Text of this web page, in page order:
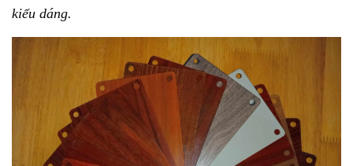
kiểu dáng.